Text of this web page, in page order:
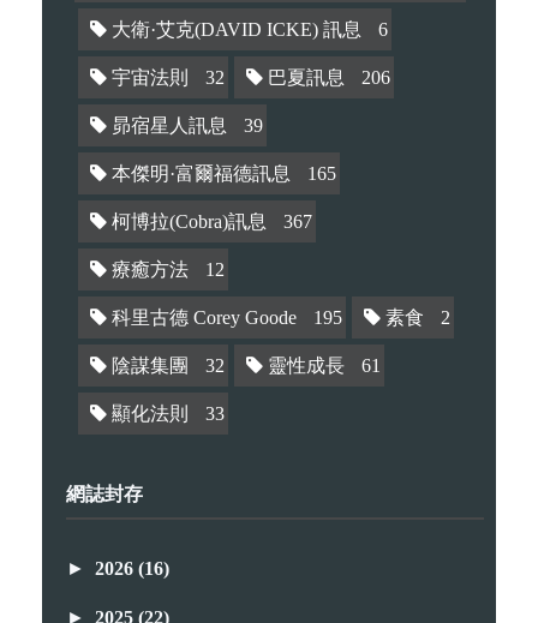
大衛·艾克(DAVID ICKE) 訊息 6
宇宙法則 32 巴夏訊息 206
昴宿星人訊息 39
本傑明·富爾福德訊息 165
柯博拉(Cobra)訊息 367
療癒方法 12
科里古德 Corey Goode 195 素食 2
陰謀集團 32 靈性成長 61
顯化法則 33
網誌封存
► 2026 (16)
► 2025 (22)